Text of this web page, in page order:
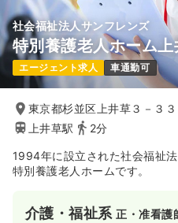
社会福祉法人サンフレンズ
特別養護老人ホーム
エージェント求人 車通勤可
東京都杉並区上井草３－３３
上井草駅
2分
1994年に設立された社会福祉
特別養護老人ホームです。
介護・福祉系正・准看護